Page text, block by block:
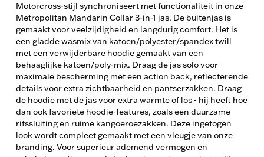
Motorcross-stijl synchroniseert met functionaliteit in onze
Metropolitan Mandarin Collar 3-in-1 jas. De buitenjas is
gemaakt voor veelzijdigheid en langdurig comfort. Het is
een gladde wasmix van katoen/polyester/spandex twill
met een verwijderbare hoodie gemaakt van een
behaaglijke katoen/poly-mix. Draag de jas solo voor
maximale bescherming met een action back, reflecterende
details voor extra zichtbaarheid en pantserzakken. Draag
de hoodie met de jas voor extra warmte of los - hij heeft hoe
dan ook favoriete hoodie-features, zoals een duurzame
ritssluiting en ruime kangoeroezakken. Deze ingetogen
look wordt compleet gemaakt met een vleugje van onze
branding. Voor superieur ademend vermogen en